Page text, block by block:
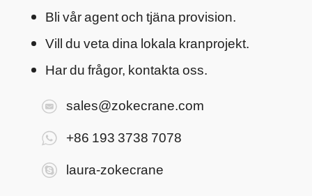
Bli vår agent och tjäna provision.
Vill du veta dina lokala kranprojekt.
Har du frågor, kontakta oss.
sales@zokecrane.com
+86 193 3738 7078
laura-zokecrane